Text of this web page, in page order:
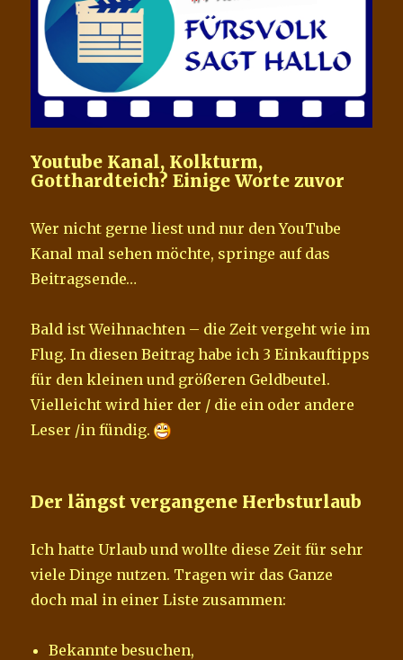
Youtube Kanal, Kolkturm,
Gotthardteich? Einige Worte zuvor
Wer nicht gerne liest und nur den YouTube
Kanal mal sehen möchte, springe auf das
Beitragsende…
Bald ist Weihnachten – die Zeit vergeht wie im
Flug. In diesen Beitrag habe ich 3 Einkauftipps
für den kleinen und größeren Geldbeutel.
Vielleicht wird hier der / die ein oder andere
Leser /in fündig.
Der längst vergangene Herbsturlaub
Ich hatte Urlaub und wollte diese Zeit für sehr
viele Dinge nutzen. Tragen wir das Ganze
doch mal in einer Liste zusammen:
Bekannte besuchen,